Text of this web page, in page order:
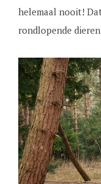
helemaal nooit!
rondlopende